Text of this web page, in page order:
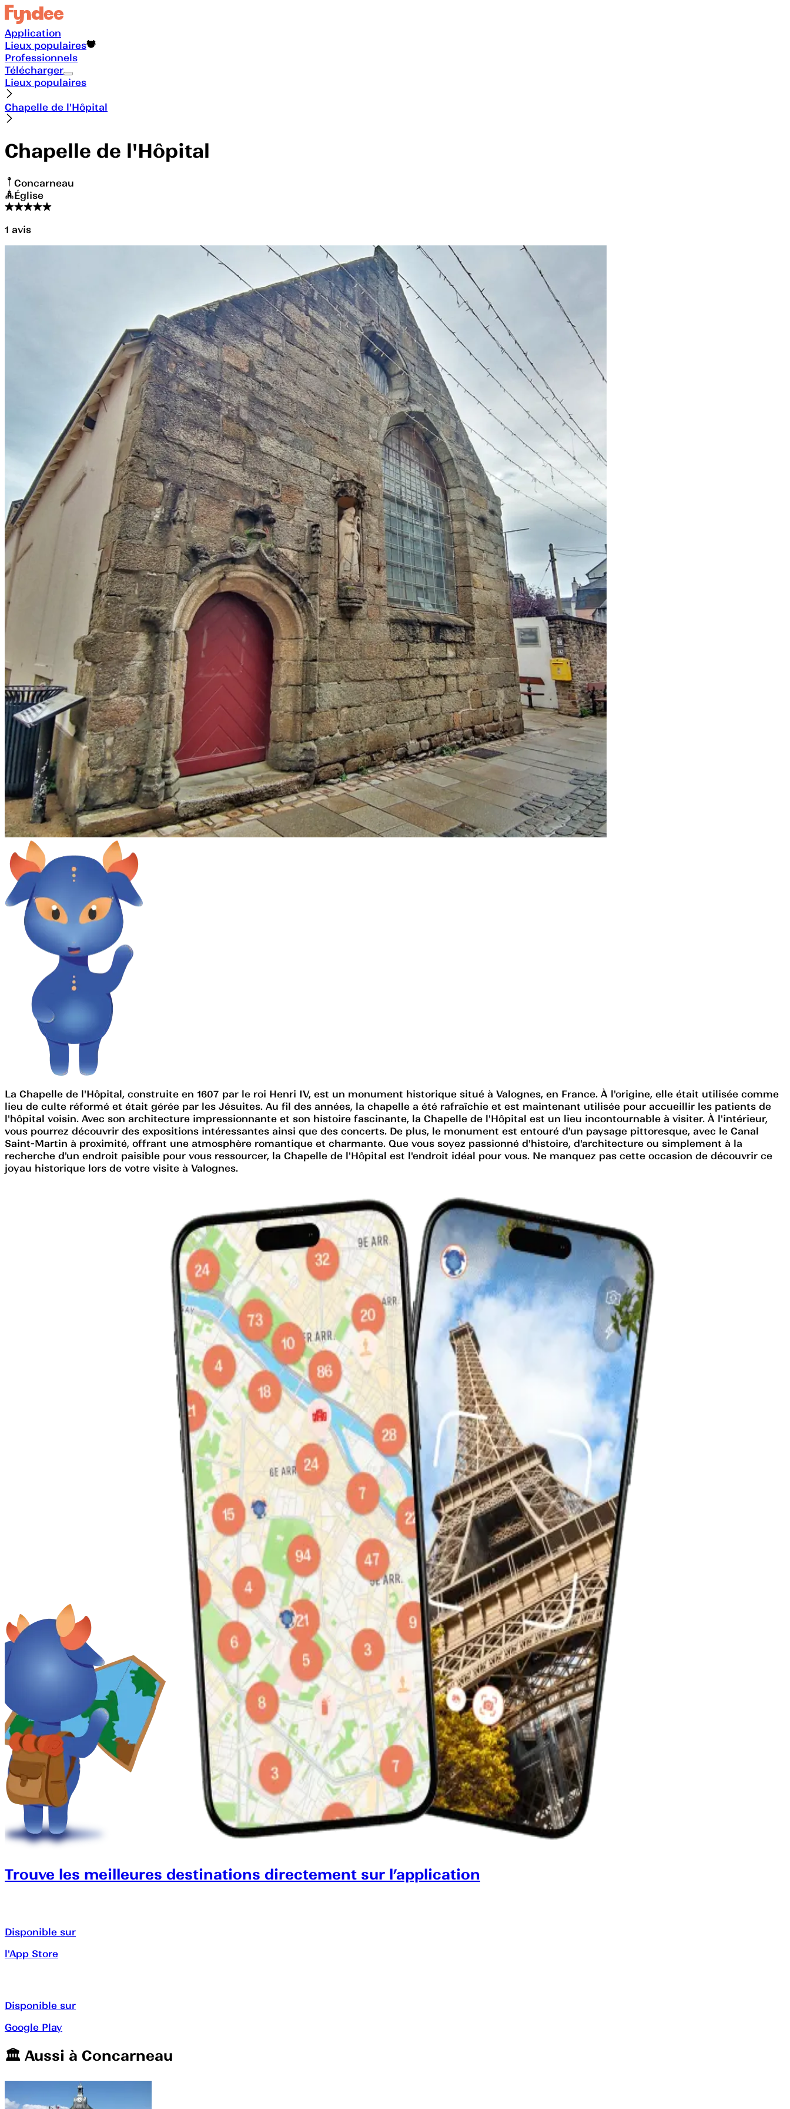
Application
Lieux populaires
Professionnels
Télécharger
Lieux populaires
Chapelle de l'Hôpital
Chapelle de l'Hôpital
Concarneau
Église
1 avis
La Chapelle de l'Hôpital, construite en 1607 par le roi Henri IV, est un monument historique situé à Valognes, en France. À l'origine, elle était utilisée comme
lieu de culte réformé et était gérée par les Jésuites. Au fil des années, la chapelle a été rafraîchie et est maintenant utilisée pour accueillir les patients de
l'hôpital voisin. Avec son architecture impressionnante et son histoire fascinante, la Chapelle de l'Hôpital est un lieu incontournable à visiter. À l'intérieur,
vous pourrez découvrir des expositions intéressantes ainsi que des concerts. De plus, le monument est entouré d'un paysage pittoresque, avec le Canal
Saint-Martin à proximité, offrant une atmosphère romantique et charmante. Que vous soyez passionné d'histoire, d'architecture ou simplement à la
recherche d'un endroit paisible pour vous ressourcer, la Chapelle de l'Hôpital est l'endroit idéal pour vous. Ne manquez pas cette occasion de découvrir ce
joyau historique lors de votre visite à Valognes.
Trouve les meilleures destinations directement sur l’application
Disponible sur
l'App Store
Disponible sur
Google Play
🏛️️ Aussi à Concarneau